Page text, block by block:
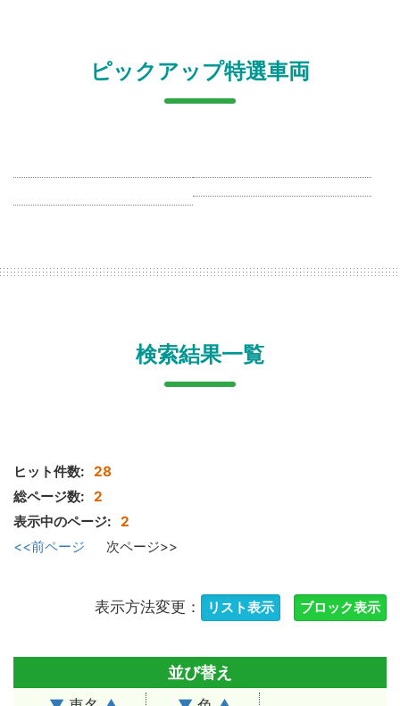
ピックアップ特選車両
検索結果一覧
ヒット件数: 28
総ページ数: 2
表示中のページ: 2
<<前ページ
次ページ>>
表示方法変更：
並び替え